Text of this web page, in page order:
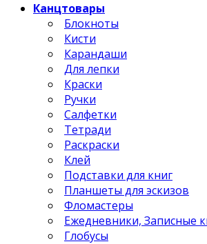
Канцтовары
Блокноты
Кисти
Карандаши
Для лепки
Краски
Ручки
Салфетки
Тетради
Раскраски
Клей
Подставки для книг
Планшеты для эскизов
Фломастеры
Ежедневники, Записные
Глобусы